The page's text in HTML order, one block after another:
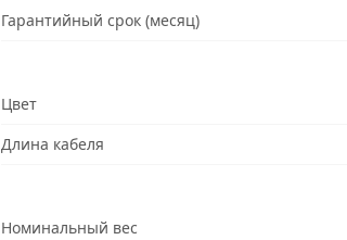
Гарантийный срок (месяц)
Цвет
Длина кабеля
Номинальный вес